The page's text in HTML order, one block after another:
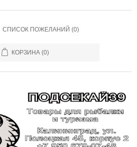
СПИСОК ПОЖЕЛАНИЙ (0)
КОРЗИНА (0)